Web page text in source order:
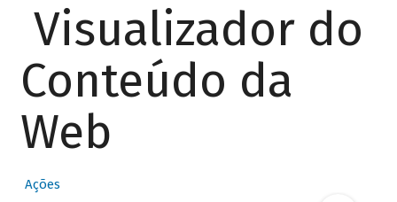
Visualizador do
Conteúdo da
Web
Ações